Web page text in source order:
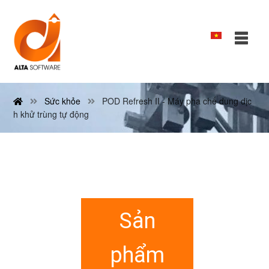
Sức khỏe
POD Refresh II - Máy pha chế dung dịc
h khử trùng tự động
Sản
phẩm